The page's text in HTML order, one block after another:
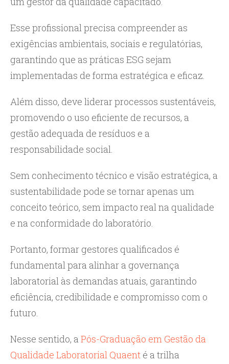
Esse profissional precisa compreender as
exigências ambientais, sociais e regulatórias,
garantindo que as práticas ESG sejam
implementadas de forma estratégica e eficaz.
Além disso, deve liderar processos sustentáveis,
promovendo o uso eficiente de recursos, a
gestão adequada de resíduos e a
responsabilidade social.
Sem conhecimento técnico e visão estratégica, a
sustentabilidade pode se tornar apenas um
conceito teórico, sem impacto real na qualidade
e na conformidade do laboratório.
Portanto, formar gestores qualificados é
fundamental para alinhar a governança
laboratorial às demandas atuais, garantindo
eficiência, credibilidade e compromisso com o
futuro.
Nesse sentido, a Pós-Graduação em Gestão da
Qualidade Laboratorial Quaent é a trilha